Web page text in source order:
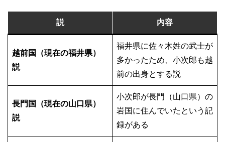
説 内容
越前国（現在の福井県）
説
福井県に佐々木姓の武士が
多かったため、小次郎も越
前の出身とする説
長門国（現在の山口県）
説
小次郎が長門（山口県）の
岩国に住んでいたという記
録がある